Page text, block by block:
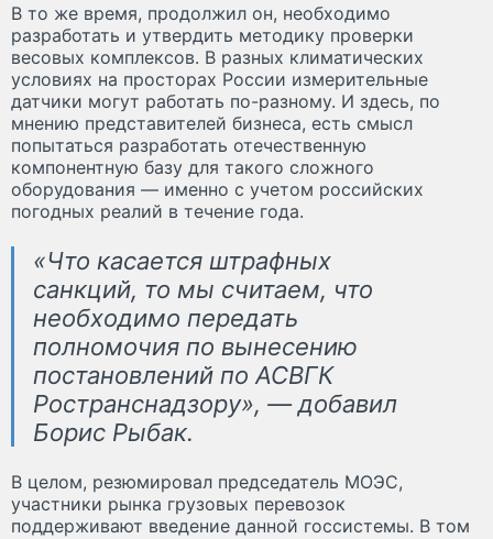
В то же время, продолжил он, необходимо
разработать и утвердить методику проверки
весовых комплексов. В разных климатических
условиях на просторах России измерительные
датчики могут работать по-разному. И здесь, по
мнению представителей бизнеса, есть смысл
попытаться разработать отечественную
компонентную базу для такого сложного
оборудования — именно с учетом российских
погодных реалий в течение года.
«Что касается штрафных
санкций, то мы считаем, что
необходимо передать
полномочия по вынесению
постановлений по АСВГК
Ространснадзору», — добавил
Борис Рыбак.
В целом, резюмировал председатель МОЭС,
участники рынка грузовых перевозок
поддерживают введение данной госсистемы. В том